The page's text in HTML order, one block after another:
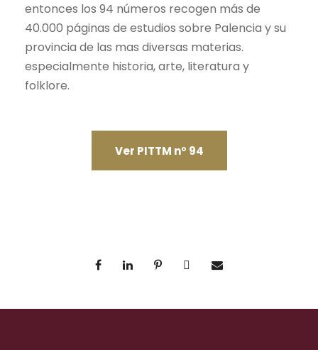
entonces los 94 números recogen más de
40.000 páginas de estudios sobre Palencia y su
provincia de las mas diversas materias.
especialmente historia, arte, literatura y
folklore.
Ver PITTM nº 94